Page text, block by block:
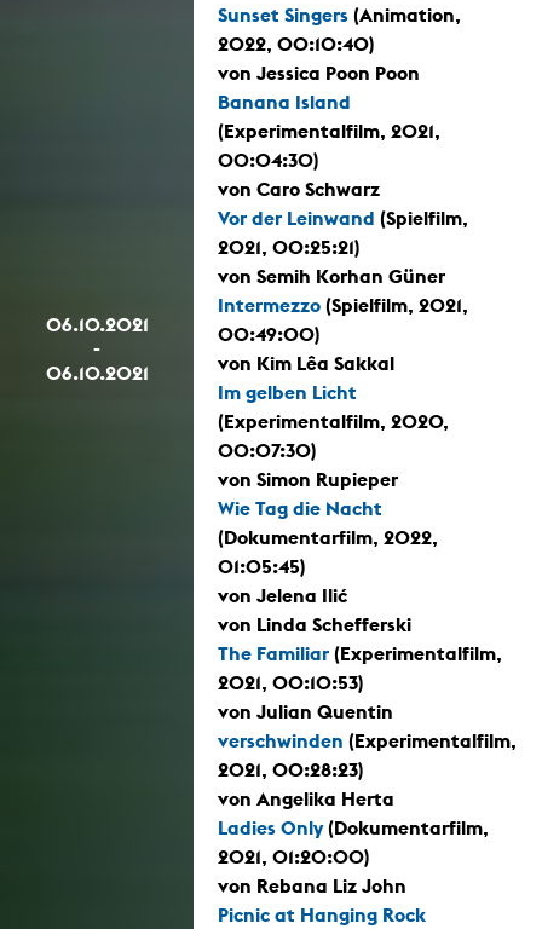
06.10.2021
-
06.10.2021
Sunset Singers (Animation,
2022, 00:10:40)
von Jessica Poon Poon
Banana Island
(Experimentalfilm, 2021,
00:04:30)
von Caro Schwarz
Vor der Leinwand (Spielfilm,
2021, 00:25:21)
von Semih Korhan Güner
Intermezzo (Spielfilm, 2021,
00:49:00)
von Kim Lêa Sakkal
Im gelben Licht
(Experimentalfilm, 2020,
00:07:30)
von Simon Rupieper
Wie Tag die Nacht
(Dokumentarfilm, 2022,
01:05:45)
von Jelena Ilić
von Linda Schefferski
The Familiar (Experimentalfilm,
2021, 00:10:53)
von Julian Quentin
verschwinden (Experimentalfilm,
2021, 00:28:23)
von Angelika Herta
Ladies Only(Dokumentarfilm,
2021, 01:20:00)
von Rebana Liz John
Picnic at Hanging Rock